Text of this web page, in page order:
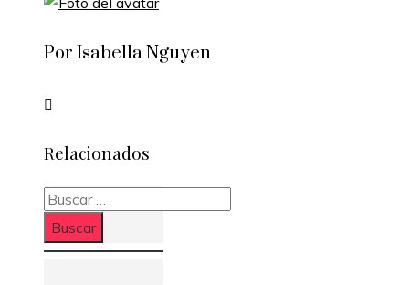
Por Isabella Nguyen
Relacionados
Buscar: